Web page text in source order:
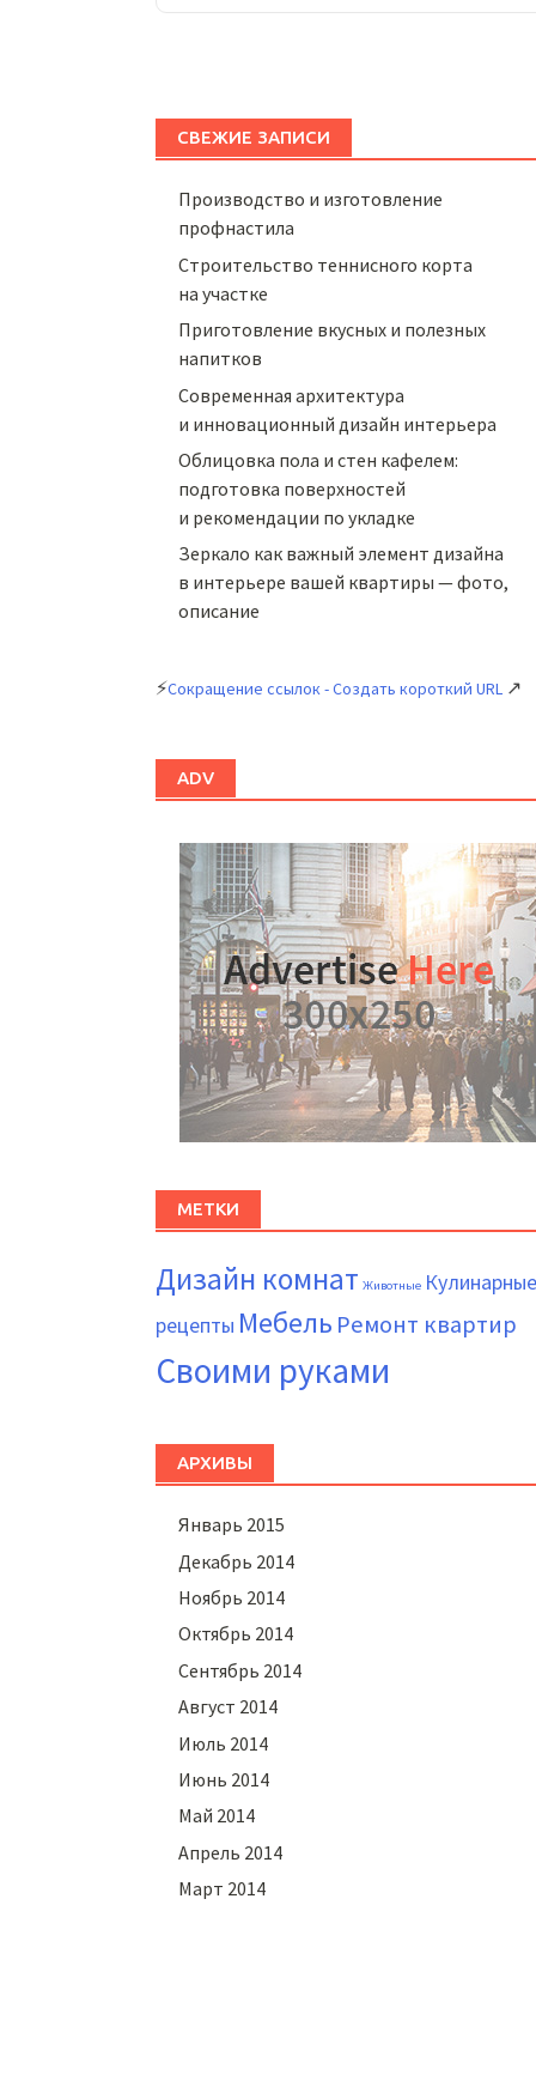
СВЕЖИЕ ЗАПИСИ
Производство и изготовление
профнастила
Строительство теннисного корта
на участке
Приготовление вкусных и полезных
напитков
Cовременная архитектура
и инновационный дизайн интерьера
Облицовка пола и стен кафелем:
подготовка поверхностей
и рекомендации по укладке
Зеркало как важный элемент дизайна
в интерьере вашей квартиры — фото,
описание
⚡Сокращение ссылок - Создать короткий URL ↗
ADV
МЕТКИ
Дизайн комнат Животные Кулинарные
рецепты Мебель Ремонт квартир
Своими руками
АРХИВЫ
Январь 2015
Декабрь 2014
Ноябрь 2014
Октябрь 2014
Сентябрь 2014
Август 2014
Июль 2014
Июнь 2014
Май 2014
Апрель 2014
Март 2014